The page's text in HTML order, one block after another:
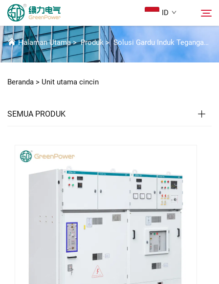
ID
Produk
Tentang Kami
Solusi
Hubungi Kami
UNIT UTAMA CINCIN
Halaman Utama>Produk >Solusi Gardu Induk Tegangan Tinggi
Beranda > Unit utama cincin
SEMUA PRODUK